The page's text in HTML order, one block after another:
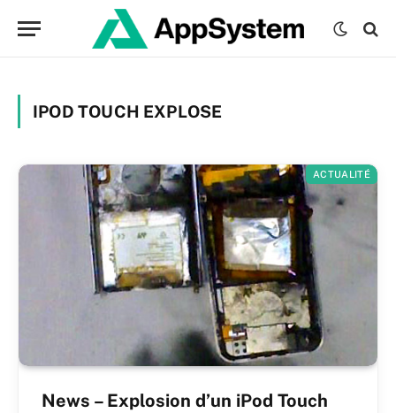
IPOD TOUCH EXPLOSE
ACTUALITÉ
News – Explosion d’un iPod Touch